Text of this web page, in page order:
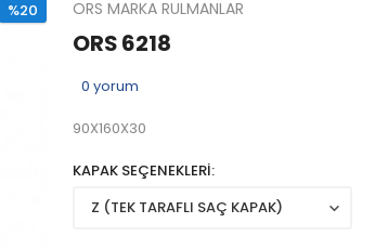
%20 ORS MARKA RULMANLAR
ORS 6218
0 yorum
90X160X30
KAPAK SEÇENEKLERİ